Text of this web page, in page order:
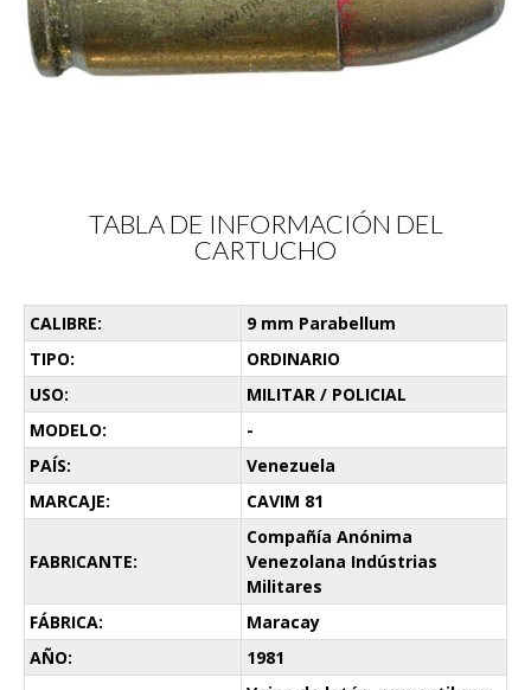
TABLA DE INFORMACIÓN DEL
CARTUCHO
CALIBRE:
9 mm Parabellum
TIPO:
ORDINARIO
USO:
MILITAR / POLICIAL
MODELO:
-
PAÍS:
Venezuela
MARCAJE:
CAVIM 81
FABRICANTE:
Compañía Anónima
Venezolana Indústrias
Militares
FÁBRICA:
Maracay
AÑO:
1981